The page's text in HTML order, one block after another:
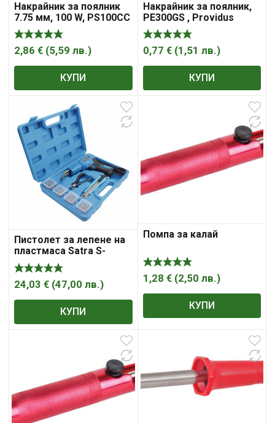
Накрайник за поялник
7.75 мм, 100 W, PS100CC
, Providus
2,86 € (5,59 лв.)
КУПИ
Накрайник за поялник,
PE300GS , Providus
0,77 € (1,51 лв.)
КУПИ
Пистолет за лепене на
пластмаса Satra S-
WG50W, 50 W, 200 скоби,
в куфар
24,03 € (47,00 лв.)
КУПИ
Помпа за калай
1,28 € (2,50 лв.)
КУПИ